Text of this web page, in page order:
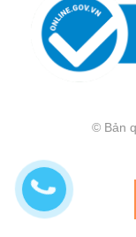
© Bản